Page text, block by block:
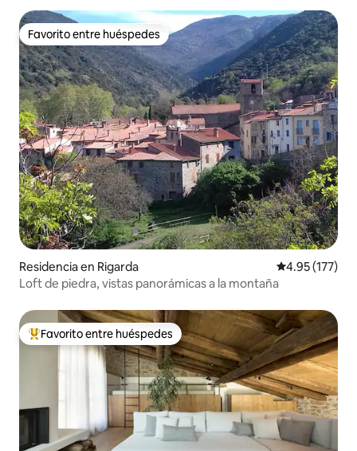
Favorito entre huéspedes
Favorito entre huéspedes
Residencia en Rigarda Calificación
4.95 (177)
Loft de piedra, vistas panorámicas a la montaña
De los mejores en Favorito entre huéspedes
Favorito entre huéspedes